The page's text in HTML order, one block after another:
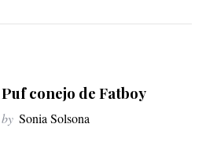
Puf conejo de Fatboy
by Sonia Solsona